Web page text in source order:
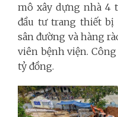
mô xây dựng nhà 4
đầu tư trang thiết bị
sân đường và hàng
viên bệnh viện.
tỷ đồng.